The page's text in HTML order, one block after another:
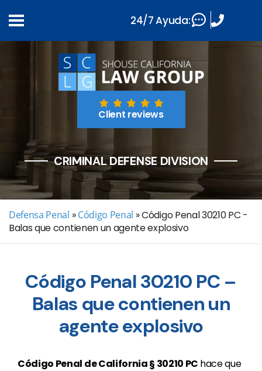
Client reviews
CRIMINAL DEFENSE DIVISION
Defensa Penal » Código Penal »Código Penal 30210 PC -
Balas que contienen un agente explosivo
Código Penal 30210 PC –
Balas que contienen un
agente explosivo
Código Penal de California § 30210 PC hace que
24/7 Ayuda: